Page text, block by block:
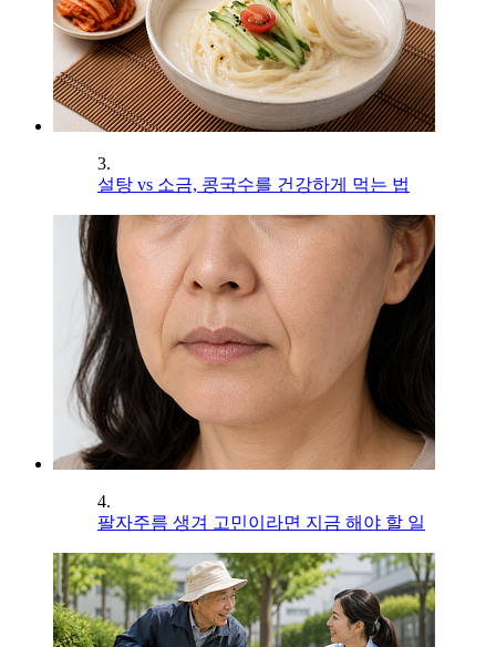
3.
설탕 vs 소금, 콩국수를 건강하게 먹는 법
4.
팔자주름 생겨 고민이라면 지금 해야 할 일